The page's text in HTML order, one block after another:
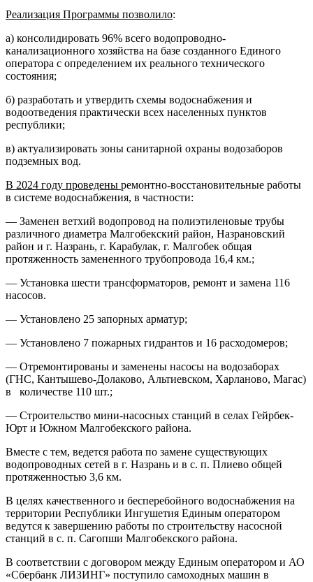
Реализация Программы позволило:
а) консолидировать 96% всего водопроводно-
канализационного хозяйства на базе созданного Единого
оператора с определением их реального технического
состояния;
б) разработать и утвердить схемы водоснабжения и
водоотведения практически всех населенных пунктов
республики;
в) актуализировать зоны санитарной охраны водозаборов
подземных вод.
В 2024 году проведены ремонтно-восстановительные работы
в системе водоснабжения, в частности:
— Заменен ветхий водопровод на полиэтиленовые трубы
различного диаметра Малгобекский район, Назрановский
район и г. Назрань, г. Карабулак, г. Малгобек общая
протяженность замененного трубопровода 16,4 км.;
— Установка шести трансформаторов, ремонт и замена 116
насосов.
— Установлено 25 запорных арматур;
— Установлено 7 пожарных гидрантов и 16 расходомеров;
— Отремонтированы и заменены насосы на водозаборах
(ГНС, Кантышево-Долаково, Альтиевском, Харланово, Магас)
в количестве 110 шт.;
— Строительство мини-насосных станций в селах Гейрбек-
Юрт и Южном Малгобекского района.
Вместе с тем, ведется работа по замене существующих
водопроводных сетей в г. Назрань и в с. п. Плиево общей
протяженностью 3,6 км.
В целях качественного и бесперебойного водоснабжения на
территории Республики Ингушетия Единым оператором
ведутся к завершению работы по строительству насосной
станций в с. п. Сагопши Малгобекского района.
В соответствии с договором между Единым оператором и АО
«Сбербанк ЛИЗИНГ» поступило самоходных машин в